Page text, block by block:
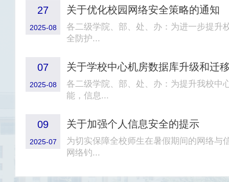
27
2025-08
关于优化校园网络安全策略的通知
各二级学院、部、处、办：为进一步提升
全防护...
07
2025-08
关于学校中心机房数据库升级和迁
各二级学院、部、处、办：为提升我校中
能，信息...
09
2025-07
关于加强个人信息安全的提示
为切实保障全校师生在暑假期间的网络与
网络钓...